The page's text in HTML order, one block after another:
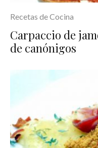
Recetas de Cocina
Carpaccio de
de canónigos